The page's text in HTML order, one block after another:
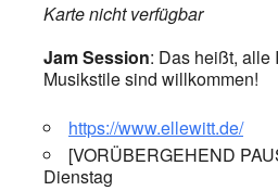
Karte nicht verfügbar
Jam Session: Das heißt, alle
Musikstile sind willkommen!
https://www.ellewitt.de/
[VORÜBERGEHEND
Dienstag